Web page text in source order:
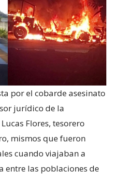
por el cobarde asesinato
jurídico de la
Flores, tesorero
mismos que fueron
cuando viajaban a
entre las poblaciones de